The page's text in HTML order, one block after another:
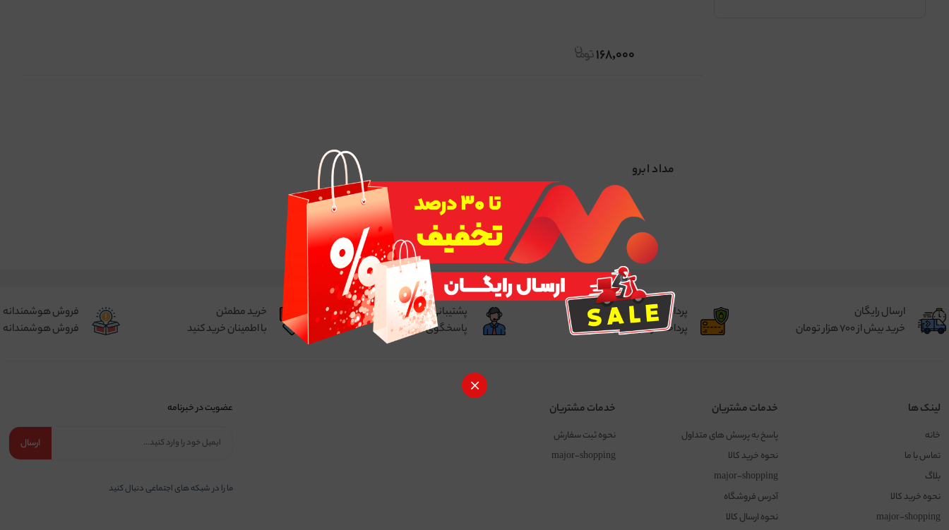
168,000
مداد ابرو
ارسال رایگان
خرید بیش از 700 هزار تومان
پرداخت مطمئن
پرداخت از طریق شبکه شتاب
پشتیبانی فنی
پاسخگوی سوالات شما
خرید مطمئن
با اطمینان خرید کنید
فروش هوشمندانه
فروش هوشمندانه
لینک ها
خانه
تماس با ما
بلاگ
نحوه خرید کالا
major-shopping
خدمات مشتریان
پاسخ به پرسش های متداول
نحوه خرید کالا
major-shopping
آدرس فروشگاه
نحوه ارسال کالا
خدمات مشتریان
نحوه ثبت سفارش
major-shopping
عضویت در خبرنامه
ارسال
ما را در شبكه های اجتماعی دنبال کنید